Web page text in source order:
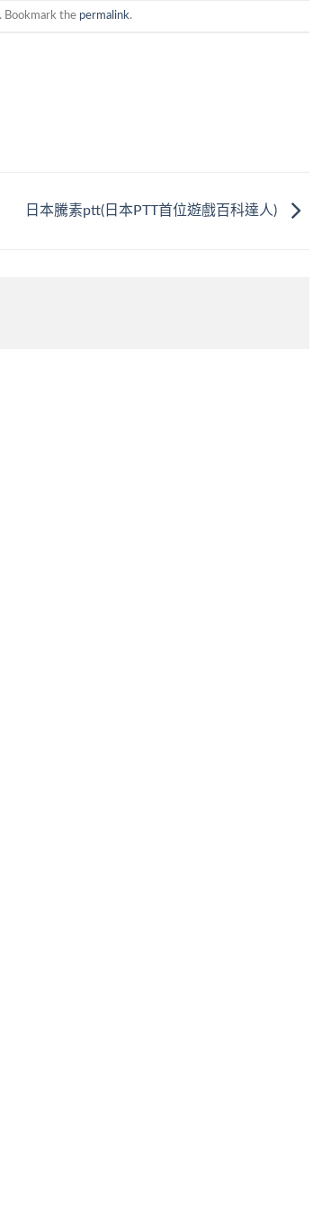
. Bookmark the permalink.
日本騰素ptt(日本PTT首位遊戲百科達人)